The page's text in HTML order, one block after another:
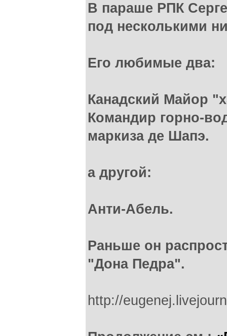
В параше РПК
под несколькими
Его любимые два:
Канадский Майор
Командир горно-
маркиза де Шапэ.
а другой:
Анти-Абель.
Раньше он
"Дона Педра".
http://